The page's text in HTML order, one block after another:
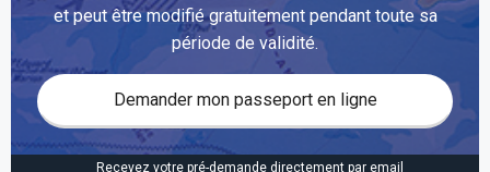
et peut être modifié gratuitement pendant toute sa
période de validité.
Demander mon passeport en ligne
Reçevez votre pré-demande directement par email